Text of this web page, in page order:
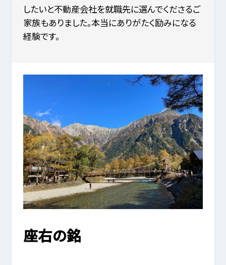
したいと不動産会社を就職先に選んでくださるご
家族もありました。本当にありがたく励みになる
経験です。
座右の銘